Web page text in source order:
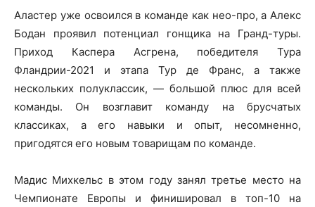
Аластер уже освоился в команде как нео-про, а Алекс
Бодан проявил потенциал гонщика на Гранд-туры.
Приход Каспера Асгрена, победителя Тура
Фландрии-2021 и этапа Тур де Франс, а также
нескольких полуклассик, — большой плюс для всей
команды. Он возглавит команду на брусчатых
классиках, а его навыки и опыт, несомненно,
пригодятся его новым товарищам по команде.
Мадис Михкельс в этом году занял третье место на
Чемпионате Европы и финишировал в топ-10 на